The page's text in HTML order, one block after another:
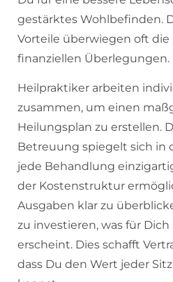
gestärktes Wohlbefinden.
Vorteile überwiegen oft
finanziellen Überlegungen.
Heilpraktiker arbeiten
zusammen, um einen
Heilungsplan zu erstellen.
Betreuung spiegelt sich in
jede Behandlung
der Kostenstruktur
Ausgaben klar zu
zu investieren, was für
erscheint. Dies schafft
dass Du den Wert jeder